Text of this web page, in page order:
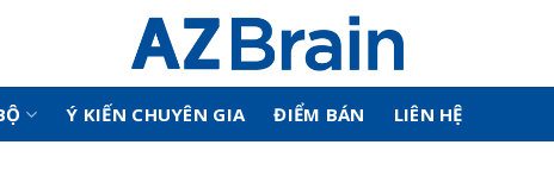
Ý KIẾN CHUYÊN GIA ĐIỂM BÁN LIÊN HỆ